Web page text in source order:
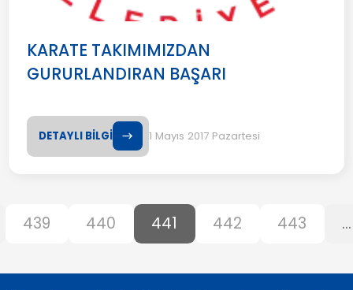
KARATE TAKIMIMIZDAN
GURURLANDIRAN BAŞARI
DETAYLI BİLGİ 1 Mayıs 2017 Pazartesi
439 440 441 442 443 ...